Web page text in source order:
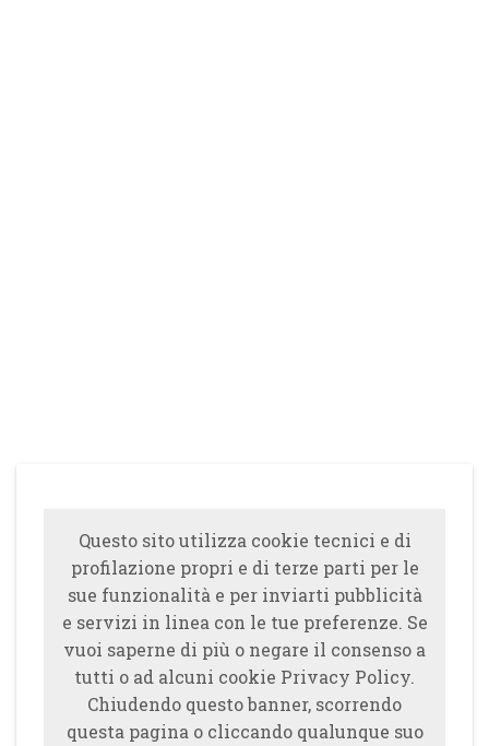
Questo sito utilizza cookie tecnici e di
profilazione propri e di terze parti per le
sue funzionalità e per inviarti pubblicità
e servizi in linea con le tue preferenze. Se
vuoi saperne di più o negare il consenso a
tutti o ad alcuni cookie Privacy Policy.
Chiudendo questo banner, scorrendo
questa pagina o cliccando qualunque suo